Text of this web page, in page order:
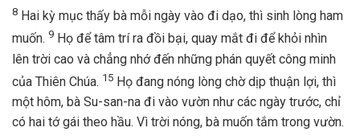
8 Hai kỳ mục thấy bà mỗi ngày vào đi dạo, thì sinh lòng ham
muốn. 9 Họ để tâm trí ra đồi bại, quay mắt đi để khỏi nhìn
lên trời cao và chẳng nhớ đến những phán quyết công minh
của Thiên Chúa. 15 Họ đang nóng lòng chờ dịp thuận lợi, thì
một hôm, bà Su-san-na đi vào vườn như các ngày trước, chỉ
có hai tớ gái theo hầu. Vì trời nóng, bà muốn tắm trong vườn.